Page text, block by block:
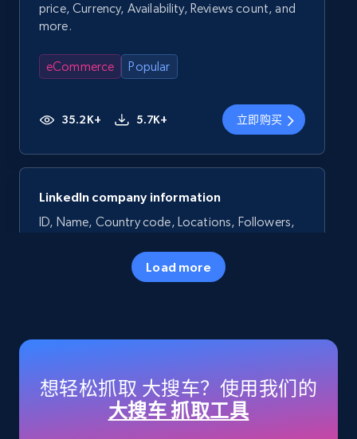
price, Currency, Availability, Reviews count, and
more.
eCommerce Popular
35.2K+ 5.7K+ 立即购买
LinkedIn company information
ID, Name, Country code, Locations, Followers,
Load more
想轻松抓取 大搜车？使用我们的
大搜车 抓取工具